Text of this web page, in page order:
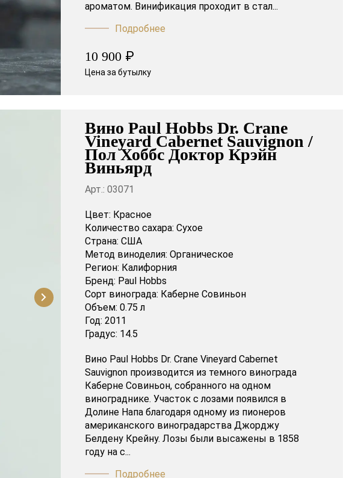
ароматом. Винификация проходит в стал...
Подробнее
10 900 ₽
Цена за бутылку
Вино Paul Hobbs Dr. Crane
Vineyard Cabernet Sauvignon /
Пол Хоббс Доктор Крэйн
Виньярд
Арт.: 03071
Цвет: Красное
Количество сахара: Сухое
Страна: США
Метод виноделия: Органическое
Регион: Калифорния
Бренд: Paul Hobbs
Сорт винограда: Каберне Совиньон
Объем: 0.75 л
Год: 2011
Градус: 14.5
Вино Paul Hobbs Dr. Crane Vineyard Cabernet
Sauvignon производится из темного винограда
Каберне Совиньон, собранного на одном
винограднике. Участок с лозами появился в
Долине Напа благодаря одному из пионеров
американского виноградарства Джорджу
Белдену Крейну. Лозы были высажены в 1858
году на с...
Подробнее